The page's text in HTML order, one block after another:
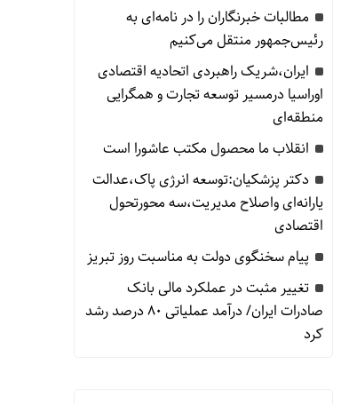
مطالبات خبرنگاران را در نامه‌ای به
رئیس‌جمهور منتقل می‌کنیم
ایران،شریک راهبردی اتحادیه اقتصادی
اوراسیا درمسیر توسعه تجارت و همگرایی
منطقه‌ای
انقلاب ما محصول مکتب عاشورا است
دکتر پزشکیان:توسعه انرژی پاک،عدالت
یارانه‌ای واصلاح مدیریت،سه محورتحول
اقتصادی
پیام سخنگوی دولت به مناسبت روز تبریز
تغییر مثبت در عملکرد مالی بانک
صادرات ایران/ درآمد عملیاتی 80 درصد رشد
کرد